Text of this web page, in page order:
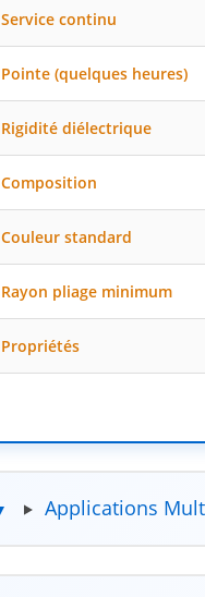
Service continu
Pointe (quelques heures)
Rigidité diélectrique
Composition
Couleur standard
Rayon pliage minimum
Propriétés
Applications